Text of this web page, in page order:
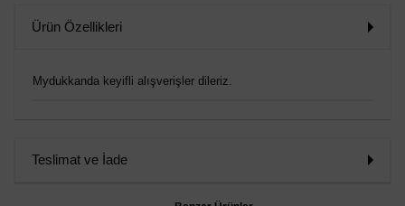
Ürün Özellikleri
Mydukkanda keyifli alışverişler dileriz.
Teslimat ve İade